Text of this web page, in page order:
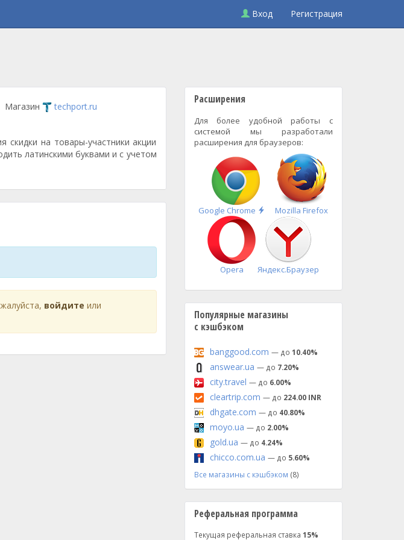
Вход Регистрация
Магазин techport.ru
на товары-участники акции
латинскими буквами и с учетом
войдите или
Расширения
Для более удобной работы с
системой мы разработали
расширения для браузеров:
Google Chrome
Быстрая
установка
Mozilla Firefox
Opera Яндекс.Браузер
Популярные магазины
с кэшбэком
banggood.com — до 10.40%
answear.ua — до 7.20%
city.travel — до 6.00%
cleartrip.com — до 224.00 INR
dhgate.com — до 40.80%
moyo.ua — до 2.00%
gold.ua — до 4.24%
chicco.com.ua — до 5.60%
Все магазины с кэшбэком (8)
Реферальная программа
Текущая реферальная ставка 15%